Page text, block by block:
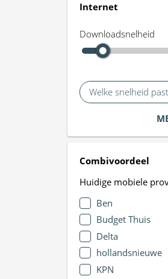
Internet
Downloadsnelheid
Welke snelheid
Combivoordeel
Huidige mobiele
Ben
Budget Thuis
Delta
hollandsnieuwe
KPN